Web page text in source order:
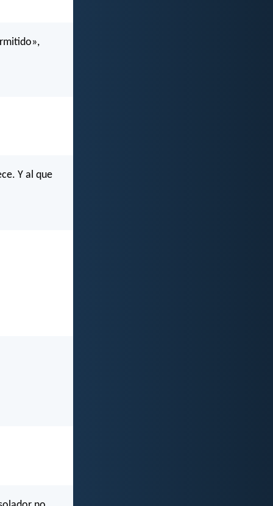
Y al que